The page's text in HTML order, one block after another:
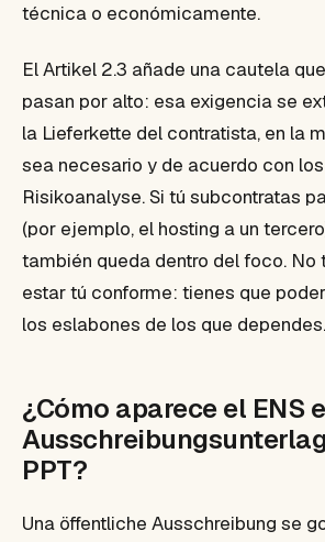
técnica o económicamente.
El Artikel 2.3 añade una cautela
pasan por alto: esa exigencia se
la Lieferkette del contratista, en la
sea necesario y de acuerdo con
Risikoanalyse. Si tú subcontratas
(por ejemplo, el hosting a un
también queda dentro del foco. No
estar tú conforme: tienes que
los eslabones de los que dependes.
¿Cómo aparece el ENS
PPT?
Una öffentliche Ausschreibung se